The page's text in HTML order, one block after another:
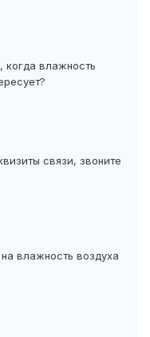
когда влажность
связи, звоните
влажность воздуха